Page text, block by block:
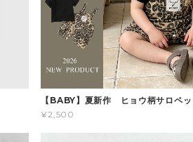
【BABY】夏新作 ヒョウ柄サロペッ
¥2,500